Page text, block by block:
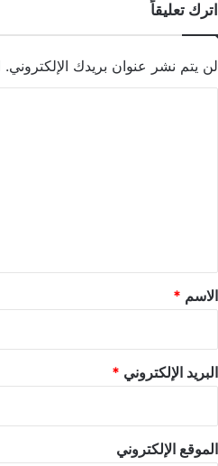
اترك تعليقاً
لن يتم نشر عنوان بريدك الإلكتروني.
*
الاسم *
البريد الإلكتروني *
الموقع الإلكتروني